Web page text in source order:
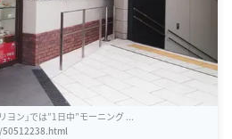
ヨン」では”1日中”モーニング ...